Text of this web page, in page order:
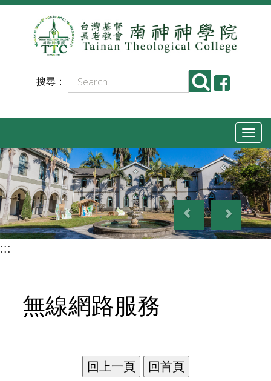
跳
搜尋：
T
o
g
g
l
e
a
P
r
e
e
x
:::
無線網路服務